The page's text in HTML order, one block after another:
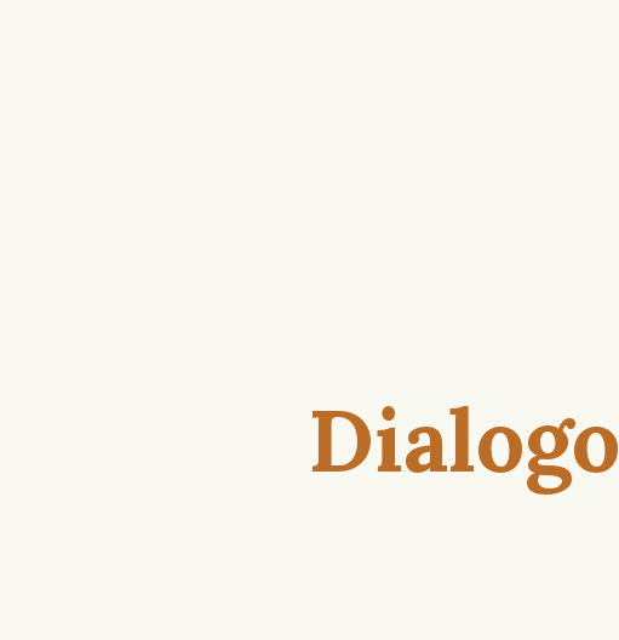
Dialogo